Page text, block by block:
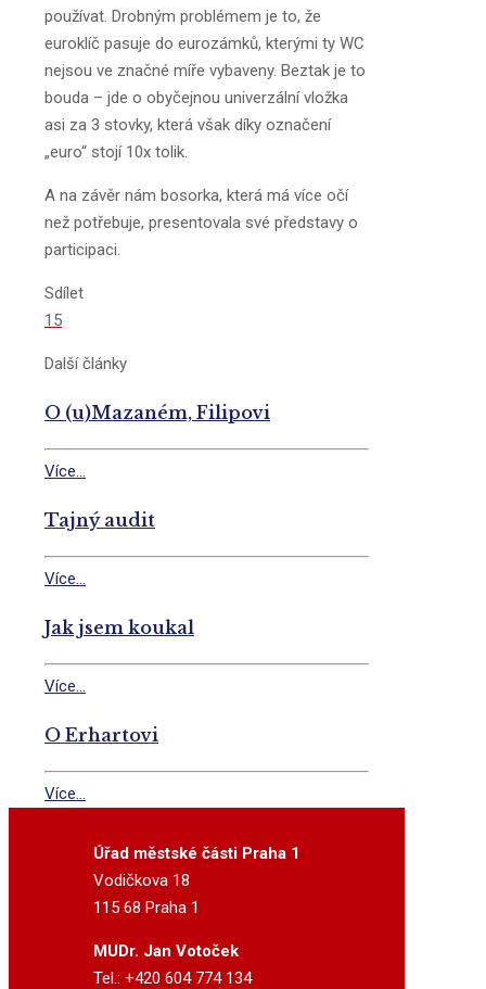
používat. Drobným problémem je to, že
euroklíč pasuje do eurozámků, kterými ty WC
nejsou ve značné míře vybaveny. Beztak je to
bouda – jde o obyčejnou univerzální vložka
asi za 3 stovky, která však díky označení
„euro“ stojí 10x tolik.
A na závěr nám bosorka, která má více očí
než potřebuje, presentovala své představy o
participaci.
Sdílet
15
Další články
O (u)Mazaném, Filipovi
Více...
Tajný audit
Více...
Jak jsem koukal
Více...
O Erhartovi
Více...
Úřad městské části Praha 1
Vodičkova 18
115 68 Praha 1
MUDr. Jan Votoček
Tel.: +420 604 774 134